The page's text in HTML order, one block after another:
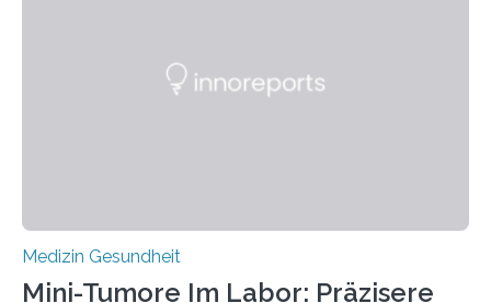
Medizin Gesundheit
Mini-Tumore Im Labor: Präzisere